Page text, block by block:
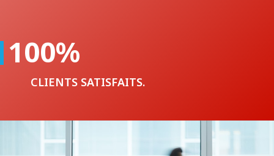
100%
CLIENTS SATISFAITS.